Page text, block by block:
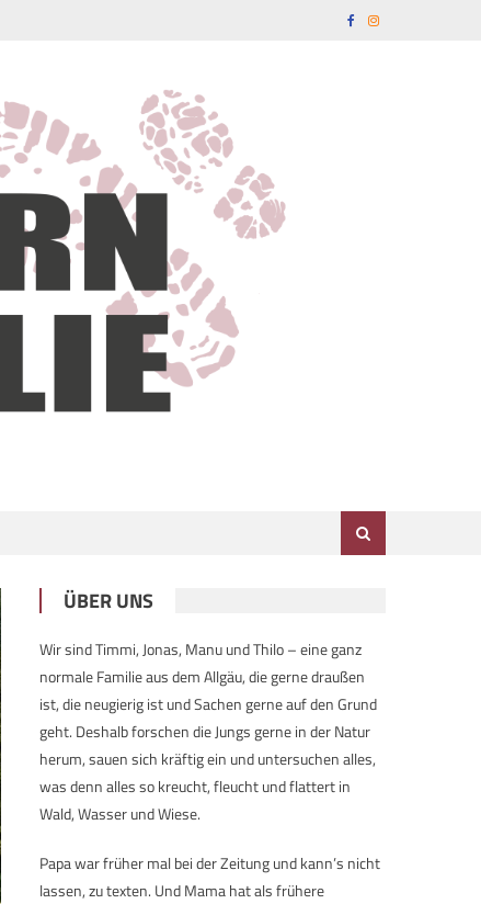
ÜBER UNS
Wir sind Timmi, Jonas, Manu und Thilo – eine ganz
normale Familie aus dem Allgäu, die gerne draußen
ist, die neugierig ist und Sachen gerne auf den Grund
geht. Deshalb forschen die Jungs gerne in der Natur
herum, sauen sich kräftig ein und untersuchen alles,
was denn alles so kreucht, fleucht und flattert in
Wald, Wasser und Wiese.
Papa war früher mal bei der Zeitung und kann’s nicht
lassen, zu texten. Und Mama hat als frühere